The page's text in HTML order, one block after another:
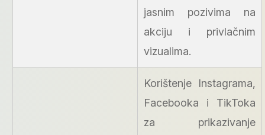
jasnim pozivima na
akciju i privlačnim
vizualima.
Korištenje Instagrama,
Facebooka i TikToka
za prikazivanje